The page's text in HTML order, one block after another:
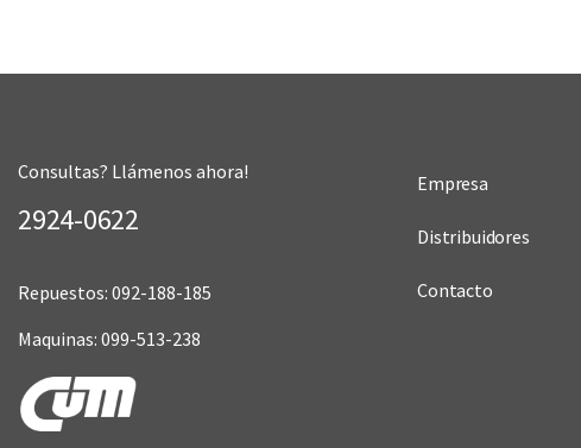
Consultas? Llámenos ahora!
2924-0622
Repuestos: 092-188-185
Maquinas: 099-513-238
Empresa
Distribuidores
Contacto